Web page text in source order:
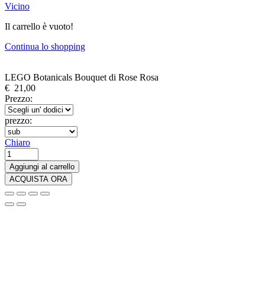
Vicino
Il carrello è vuoto!
Continua lo shopping
LEGO Botanicals Bouquet di Rose Rosa
€ 21,00
Prezzo:
prezzo:
Chiaro
LEGO
Botanicals
Bouquet
di
Rose
Rosa
Aggiungi al carrello
ACQUISTA ORA